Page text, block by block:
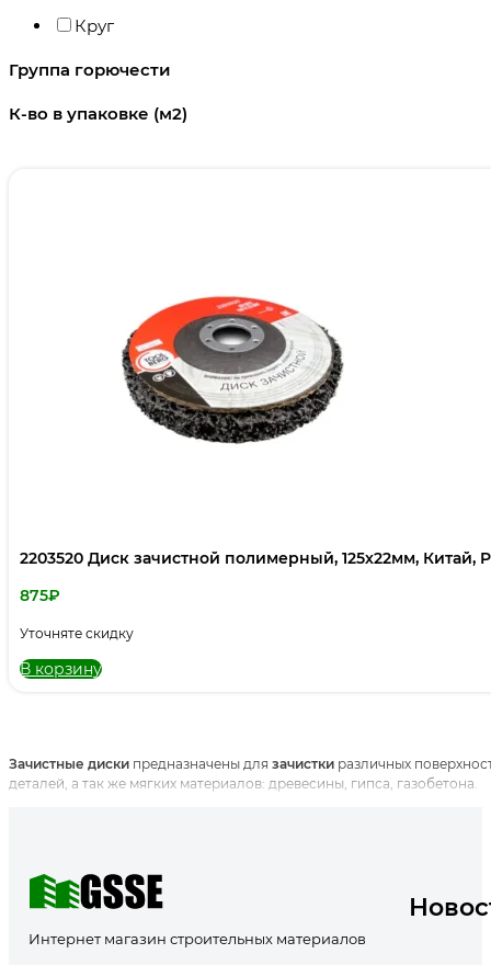
Круг
Группа горючести
К-во в упаковке (м2)
2203520 Диск зачистной полимерный, 125х22мм, Китай,
875₽
Уточняте скидку
В корзину
Зачистные диски предназначены для зачистки различных
деталей, а так же мягких материалов: древесины, гипса, газобетона.
Интернет магазин строительных материалов